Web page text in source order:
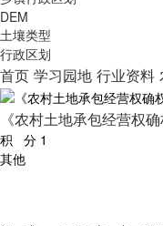
DEM
土壤类型
行政区划
首页 学习园地 行业资料
《农村土地承包经营权
积 分 1
其他